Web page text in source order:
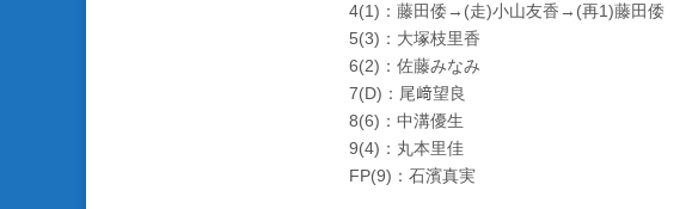
4(1)：藤田倭→(走)小山友香→(再1)藤田倭
5(3)：大塚枝里香
6(2)：佐藤みなみ
7(D)：尾﨑望良
8(6)：中溝優生
9(4)：丸本里佳
FP(9)：石濱真実